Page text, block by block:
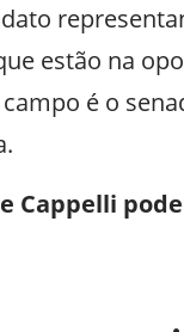
estão na
é o
Cappelli